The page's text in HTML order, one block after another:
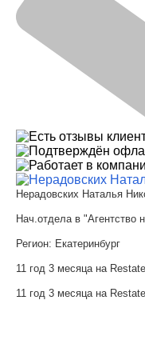
Нерадовских Наталья
Нач.отдела в "Агентство
Регион: Екатеринбург
11 год 3 месяца на Restate
11 год 3 месяца на Restate